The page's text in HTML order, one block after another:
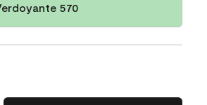
570